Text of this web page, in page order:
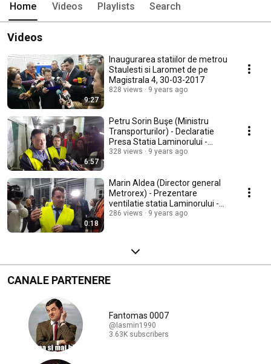
Home Videos Playlists Search
Videos
9:27
Inaugurarea statiilor de metrou
Staulesti si Laromet de pe
Magistrala 4, 30-03-2017
828 views 9 years ago
6:57
Petru Sorin Buşe (Ministru
Transporturilor) - Declaratie
Presa Statia Laminorului -
02.10.2016
328 views 9 years ago
0:18
Marin Aldea (Director general
Metrorex) - Prezentare
ventilatie statia Laminorului -
02.10.2016
286 views 9 years ago
CANALE PARTENERE
Fantomas 0007
@Iasmin1990
3.63K subscribers